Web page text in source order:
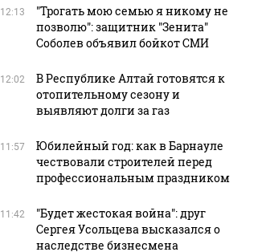
12:13
"Трогать мою семью я никому не
позволю": защитник "Зенита"
Соболев объявил бойкот СМИ
12:02
В Республике Алтай готовятся к
отопительному сезону и
выявляют долги за газ
11:57
Юбилейный год: как в Барнауле
чествовали строителей перед
профессиональным праздником
11:42
"Будет жестокая война": друг
Сергея Усольцева высказался о
наследстве бизнесмена